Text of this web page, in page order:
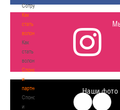
Сотрудничество
Как
стать
волонтером
Как
стать
волонтером
Спонсоры
и
партнеры
Спонсоры
и
Наши фото